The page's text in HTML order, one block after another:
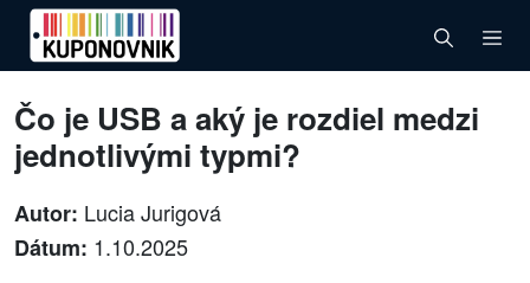
Čo je USB a aký je rozdiel medzi
jednotlivými typmi?
Autor: Lucia Jurigová
Dátum: 1.10.2025